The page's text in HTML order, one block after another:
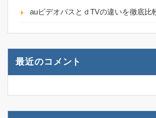
auビデオパスとｄTVの違いを徹底比
最近のコメント